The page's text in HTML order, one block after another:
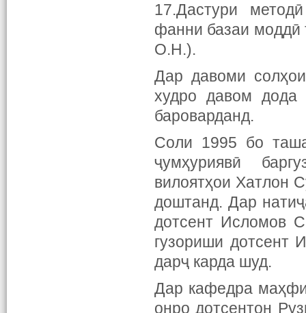
17.Дастури
фанни базаи
О.Н.).
Дар давоми
худро давом дода
бароварданд.
Соли 1995 бо
ҷумҳуриявӣ
вилоятҳои Хатлон
доштанд. Дар
дотсент Исломов
гузориши дотсент
дарҷ карда шуд.
Дар кафедра
онро дотсентон